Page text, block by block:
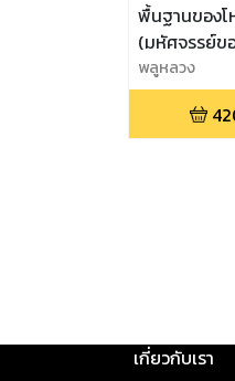
พื้นฐานของโ
(มหัศจรรย์ข
พลูหลวง
เกี่ยวกับเรา